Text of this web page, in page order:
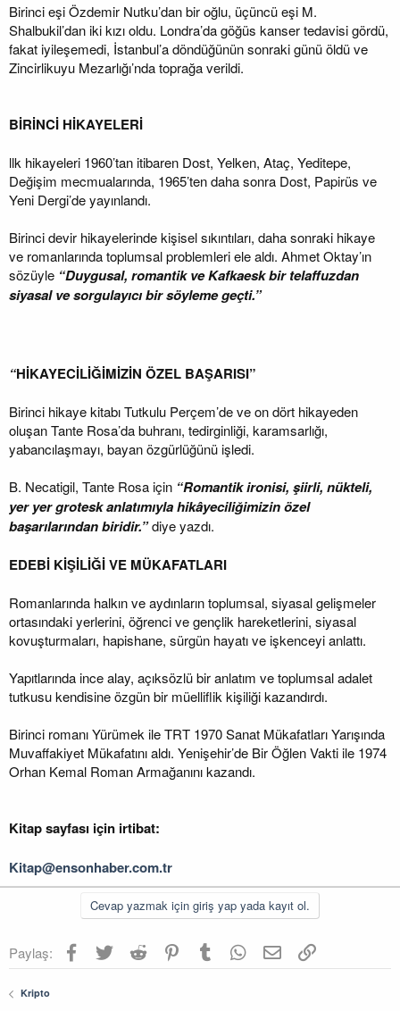
Birinci eşi Özdemir Nutku’dan bir oğlu, üçüncü eşi M.
Shalbukil’dan iki kızı oldu. Londra’da göğüs kanser tedavisi gördü,
fakat iyileşemedi, İstanbul’a döndüğünün sonraki günü öldü ve
Zincirlikuyu Mezarlığı’nda toprağa verildi.
BİRİNCİ HİKAYELERİ
llk hikayeleri 1960’tan itibaren Dost, Yelken, Ataç, Yeditepe,
Değişim mecmualarında, 1965’ten daha sonra Dost, Papirüs ve
Yeni Dergi’de yayınlandı.
Birinci devir hikayelerinde kişisel sıkıntıları, daha sonraki hikaye
ve romanlarında toplumsal problemleri ele aldı. Ahmet Oktay’ın
sözüyle “Duygusal, romantik ve Kafkaesk bir telaffuzdan
siyasal ve sorgulayıcı bir söyleme geçti.”
“HİKAYECİLİĞİMİZİN ÖZEL BAŞARISI”
Birinci hikaye kitabı Tutkulu Perçem’de ve on dört hikayeden
oluşan Tante Rosa’da buhranı, tedirginliği, karamsarlığı,
yabancılaşmayı, bayan özgürlüğünü işledi.
B. Necatigil, Tante Rosa için “Romantik ironisi, şiirli, nükteli,
yer yer grotesk anlatımıyla hikâyeciliğimizin özel
başarılarından biridir.”diye yazdı.
EDEBİ KİŞİLİĞİ VE MÜKAFATLARI
Romanlarında halkın ve aydınların toplumsal, siyasal gelişmeler
ortasındaki yerlerini, öğrenci ve gençlik hareketlerini, siyasal
kovuşturmaları, hapishane, sürgün hayatı ve işkenceyi anlattı.
Yapıtlarında ince alay, açıksözlü bir anlatım ve toplumsal adalet
tutkusu kendisine özgün bir müelliflik kişiliği kazandırdı.
Birinci romanı Yürümek ile TRT 1970 Sanat Mükafatları Yarışında
Muvaffakiyet Mükafatını aldı. Yenişehir’de Bir Öğlen Vakti ile 1974
Orhan Kemal Roman Armağanını kazandı.
Kitap sayfası için irtibat:
Kitap@ensonhaber.com.tr
Cevap yazmak için giriş yap yada kayıt ol.
Paylaş: Facebook
TwitterReddit PinterestTumblr WhatsApp
E-postaLink
Kripto